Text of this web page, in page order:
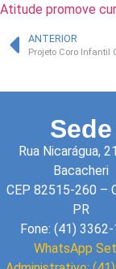
Atitude promove
ANTERIOR
Sede
Rua Nicarágua,
Bacacheri
CEP 82515-260 –
PR
Fone: (41)
WhatsApp